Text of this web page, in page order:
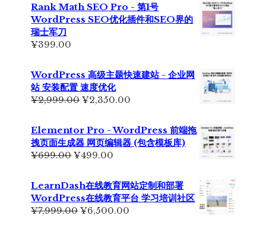
Rank Math SEO Pro - 第1号
WordPress SEO优化插件和SEO界的
瑞士军刀
¥399.00
WordPress 高级主题快速建站 - 企业网
站 安装配置 速度优化
¥2,999.00原
¥2,999.00。
¥2,350.00
价
格
为：
Elementor Pro - WordPress 前端拖
拽页面生成器 网页编辑器 (包含模板库)
¥699.00原
为：
¥699.00。
¥499.00
价
格
为：
¥499.00。
LearnDash在线教育网站定制和部署
WordPress在线教育平台 学习培训社区
¥7,999.00原
¥6,500.00